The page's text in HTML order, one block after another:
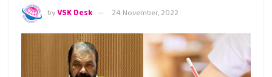
byVSK Desk 24 November, 2022